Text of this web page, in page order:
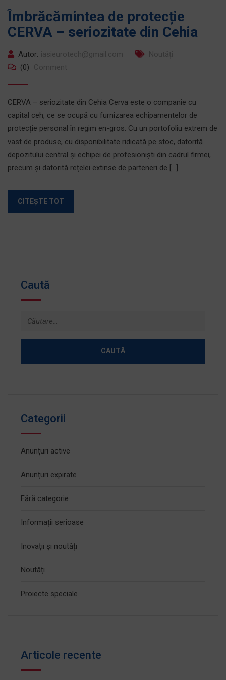
Îmbrăcămintea de protecție
CERVA – seriozitate din Cehia
Autor:
(0)
CERVA – seriozitate din Cehia Cerva este o companie cu
capital ceh, ce se ocupă cu furnizarea echipamentelor de
protecție personal în regim en-gros. Cu un portofoliu extrem de
vast de produse, cu disponibilitate ridicată pe stoc, datorită
depozitului central și echipei de profesioniști din cadrul firmei,
precum și datorită rețelei extinse de parteneri de […]
CITEȘTE TOT
Caută
Caută
Categorii
Anunțuri active
Anunțuri expirate
Fără categorie
Informații serioase
Inovații și noutăți
Noutăți
Proiecte speciale
Articole recente